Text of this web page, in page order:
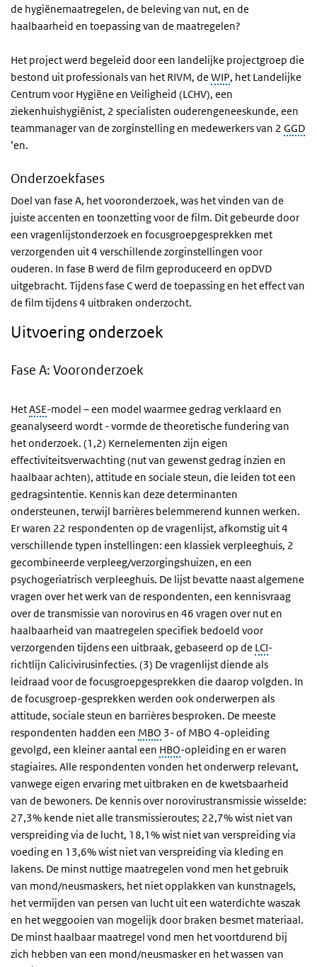
de hygiënemaatregelen, de beleving van nut, en de
haalbaarheid en toepassing van de maatregelen?
Het project werd begeleid door een landelijke projectgroep die
bestond uit professionals van het RIVM, de WIP, het Landelijke
Centrum voor Hygiëne en Veiligheid (LCHV), een
ziekenhuishygiënist, 2 specialisten ouderengeneeskunde, een
teammanager van de zorginstelling en medewerkers van 2 GGD
’en.
Onderzoekfases
Doel van fase A, het vooronderzoek, was het vinden van de
juiste accenten en toonzetting voor de film. Dit gebeurde door
een vragenlijstonderzoek en focusgroepgesprekken met
verzorgenden uit 4 verschillende zorginstellingen voor
ouderen. In fase B werd de film geproduceerd en opDVD
uitgebracht. Tijdens fase C werd de toepassing en het effect van
de film tijdens 4 uitbraken onderzocht.
Uitvoering onderzoek
Fase A: Vooronderzoek
HetASE-model – een model waarmee gedrag verklaard en
geanalyseerd wordt - vormde de theoretische fundering van
het onderzoek. (1,2) Kernelementen zijn eigen
effectiviteitsverwachting (nut van gewenst gedrag inzien en
haalbaar achten), attitude en sociale steun, die leiden tot een
gedragsintentie. Kennis kan deze determinanten
ondersteunen, terwijl barrières belemmerend kunnen werken.
Er waren 22 respondenten op de vragenlijst, afkomstig uit 4
verschillende typen instellingen: een klassiek verpleeghuis, 2
gecombineerde verpleeg/verzorgingshuizen, en een
psychogeriatrisch verpleeghuis. De lijst bevatte naast algemene
vragen over het werk van de respondenten, een kennisvraag
over de transmissie van norovirus en 46 vragen over nut en
haalbaarheid van maatregelen specifiek bedoeld voor
verzorgenden tijdens een uitbraak, gebaseerd op de LCI-
richtlijn Calicivirusinfecties. (3) De vragenlijst diende als
leidraad voor de focusgroepgesprekken die daarop volgden. In
de focusgroep-gesprekken werden ook onderwerpen als
attitude, sociale steun en barrières besproken. De meeste
respondenten hadden een MBO 3- of MBO 4-opleiding
gevolgd, een kleiner aantal een HBO-opleiding en er waren
stagiaires. Alle respondenten vonden het onderwerp relevant,
vanwege eigen ervaring met uitbraken en de kwetsbaarheid
van de bewoners. De kennis over norovirustransmissie wisselde:
27,3% kende niet alle transmissieroutes; 22,7% wist niet van
verspreiding via de lucht, 18,1% wist niet van verspreiding via
voeding en 13,6% wist niet van verspreiding via kleding en
lakens. De minst nuttige maatregelen vond men het gebruik
van mond/neusmaskers, het niet opplakken van kunstnagels,
het vermijden van persen van lucht uit een waterdichte waszak
en het weggooien van mogelijk door braken besmet materiaal.
De minst haalbaar maatregel vond men het voortdurend bij
zich hebben van een mond/neusmasker en het wassen van